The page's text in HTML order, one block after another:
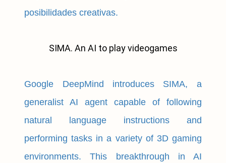
posibilidades creativas.
SIMA. An AI to play videogames
Google DeepMind introduces SIMA, a
generalist AI agent capable of following
natural language instructions and
performing tasks in a variety of 3D gaming
environments. This breakthrough in AI